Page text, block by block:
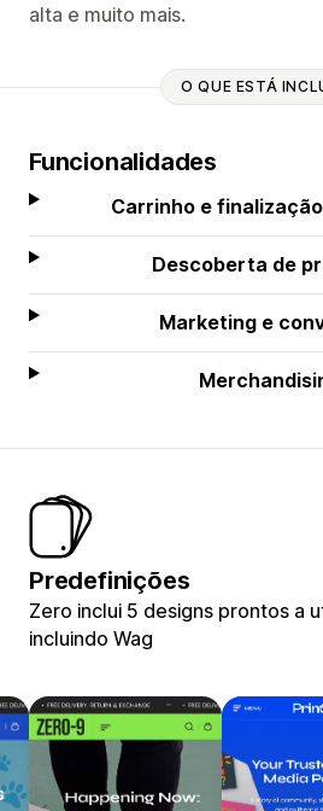
alta e muito mais.
O QUE ESTÁ
Funcionalidades
Carrinho e
Descoberta de
Marketing e
Predefinições
Zero inclui 5 designs prontos a
incluindo Wag